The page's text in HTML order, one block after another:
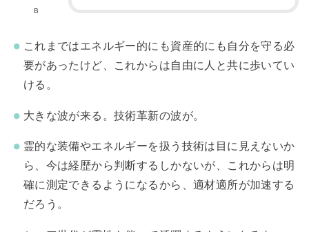
B
これまではエネルギー的にも資産的にも自分を守る必
要があったけど、これからは自由に人と共に歩いてい
ける。
大きな波が来る。技術革新の波が。
霊的な装備やエネルギーを扱う技術は目に見えないか
ら、今は経歴から判断するしかないが、これからは明
確に測定できるようになるから、適材適所が加速する
だろう。